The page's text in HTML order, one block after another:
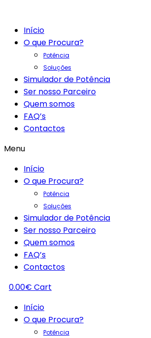
Início
O que Procura?
Potência
Soluções
Simulador de Potência
Ser nosso Parceiro
Quem somos
FAQ’s
Contactos
Menu
Início
O que Procura?
Potência
Soluções
Simulador de Potência
Ser nosso Parceiro
Quem somos
FAQ’s
Contactos
0.00€ Cart
Início
O que Procura?
Potência